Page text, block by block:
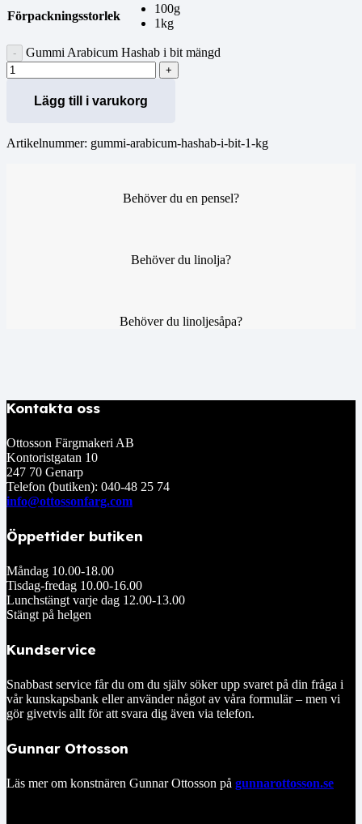
Förpackningsstorlek
100g
1kg
Gummi Arabicum Hashab i bit mängd
Lägg till i varukorg
Artikelnummer: gummi-arabicum-hashab-i-bit-1-kg
Behöver du en pensel?
Behöver du linolja?
Behöver du linoljesåpa?
Kontakta oss
Ottosson Färgmakeri AB
Kontoristgatan 10
247 70 Genarp
Telefon (butiken): 040-48 25 74
info@ottossonfarg.com
Öppettider butiken
Måndag 10.00-18.00
Tisdag-fredag 10.00-16.00
Lunchstängt varje dag 12.00-13.00
Stängt på helgen
Kundservice
Snabbast service får du om du själv söker upp svaret på din fråga i
vår kunskapsbank eller använder något av våra formulär – men vi
gör givetvis allt för att svara dig även via telefon.
Gunnar Ottosson
Läs mer om konstnären Gunnar Ottosson på gunnarottosson.se